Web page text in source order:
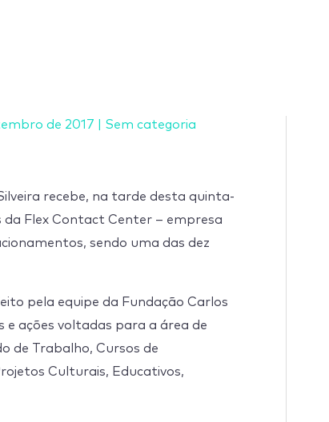
de 2017 Sem categoria
recebe, na tarde desta quinta-
Flex Contact Center – empresa
sendo uma das dez
pela equipe da Fundação Carlos
e ações voltadas para a área de
de Trabalho, Cursos de
Culturais, Educativos,